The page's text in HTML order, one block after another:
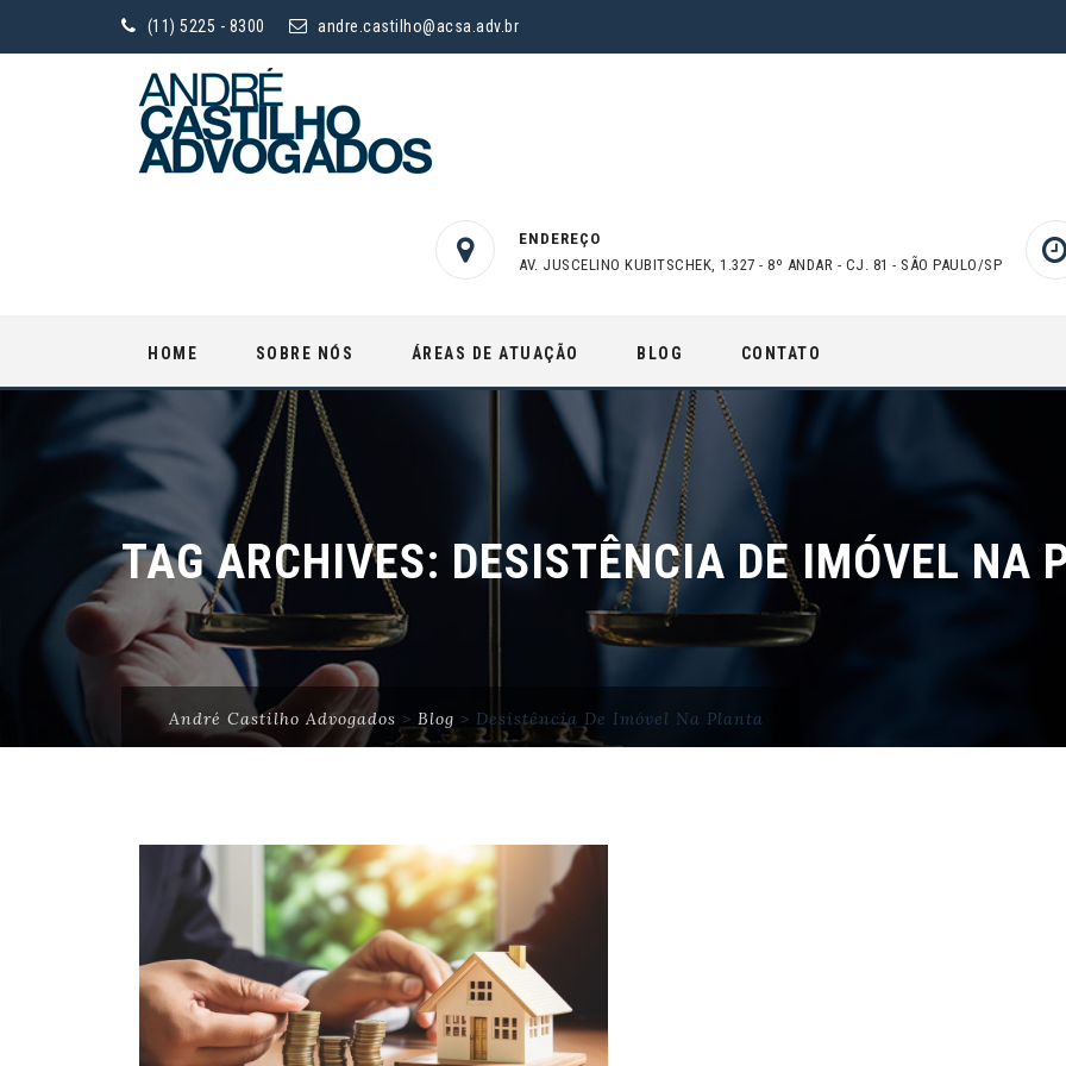
(11) 5225 - 8300 andre.castilho@acsa.adv.br
ENDEREÇO
AV. JUSCELINO KUBITSCHEK, 1.327 - 8º ANDAR - CJ. 81 - SÃO PAULO/SP
content
HOME SOBRE NÓS ÁREAS DE ATUAÇÃO BLOG CONTATO
TAG ARCHIVES: DESISTÊNCIA DE IMÓVEL NA
André Castilho Advogados > Blog > Desistência De Imóvel Na Planta